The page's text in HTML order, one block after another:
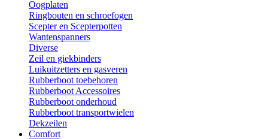
Oogplaten
Ringbouten en schroefogen
Scepter en Scepterpotten
Wantenspanners
Diverse
Zeil en giekbinders
Luikuitzetters en gasveren
Rubberboot toebehoren
Rubberboot Accessoires
Rubberboot onderhoud
Rubberboot transportwielen
Dekzeilen
Comfort